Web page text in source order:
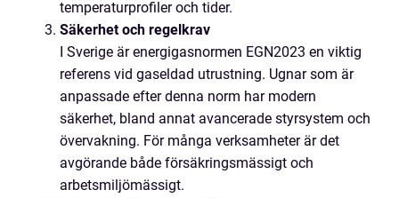
temperaturprofiler och tider.
Säkerhet och regelkrav
I Sverige är energigasnormen EGN2023 en viktig
referens vid gaseldad utrustning. Ugnar som är
anpassade efter denna norm har modern
säkerhet, bland annat avancerade styrsystem och
övervakning. För många verksamheter är det
avgörande både försäkringsmässigt och
arbetsmiljömässigt.